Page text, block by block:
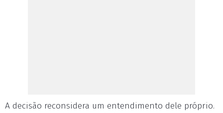
A decisão reconsidera um entendimento dele próprio.